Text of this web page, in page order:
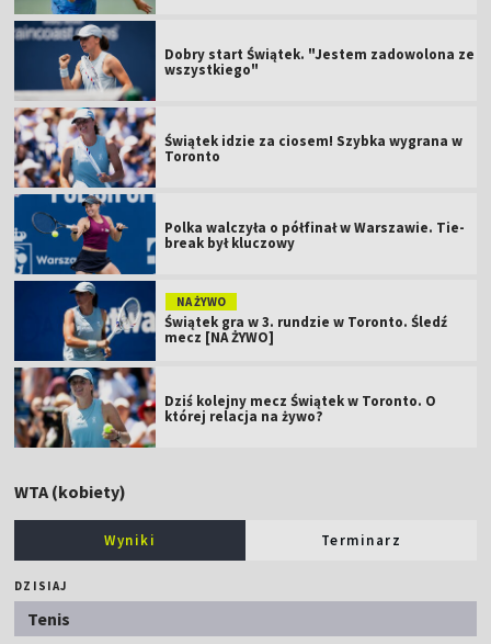
Dobry start Świątek. "Jestem zadowolona ze
wszystkiego"
Świątek idzie za ciosem! Szybka wygrana w
Toronto
Polka walczyła o półfinał w Warszawie. Tie-
break był kluczowy
NA ŻYWO
Świątek gra w 3. rundzie w Toronto. Śledź
mecz [NA ŻYWO]
Dziś kolejny mecz Świątek w Toronto. O
której relacja na żywo?
WTA (kobiety)
Wyniki Terminarz
DZISIAJ
Tenis